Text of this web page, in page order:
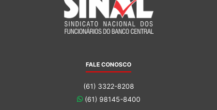
FALE CONOSCO
(61) 3322-8208
(61) 98145-8400